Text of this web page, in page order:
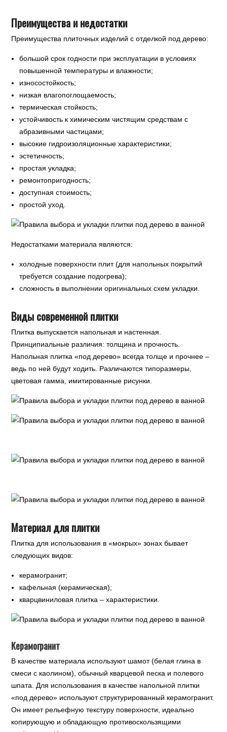
Преимущества и недостатки
Преимущества плиточных изделий с отделкой под дерево:
большой срок годности при эксплуатации в условиях
повышенной температуры и влажности;
износостойкость;
низкая влагопоглощаемость;
термическая стойкость;
устойчивость к химическим чистящим средствам с
абразивными частицами;
высокие гидроизоляционные характеристики;
эстетичность;
простая укладка;
ремонтопригодность;
доступная стоимость;
простой уход.
Недостатками материала являются:
холодные поверхности плит (для напольных покрытий
требуется создание подогрева);
сложность в выполнении оригинальных схем укладки.
Виды современной плитки
Плитка выпускается напольная и настенная.
Принципиальные различия: толщина и прочность.
Напольная плитка «под дерево» всегда толще и прочнее –
ведь по ней будут ходить. Различаются типоразмеры,
цветовая гамма, имитированные рисунки.
Материал для плитки
Плитка для использования в «мокрых» зонах бывает
следующих видов:
керамогранит;
кафельная (керамическая);
кварцвиниловая плитка – характеристики.
Керамогранит
В качестве материала используют шамот (белая глина в
смеси с каолином), обычный кварцевой песка и полевого
шпата. Для использования в качестве напольной плитки
«под дерево» используют структурированный керамогранит.
Он имеет рельефную текстуру поверхности, идеально
копирующую и обладающую противоскользящими